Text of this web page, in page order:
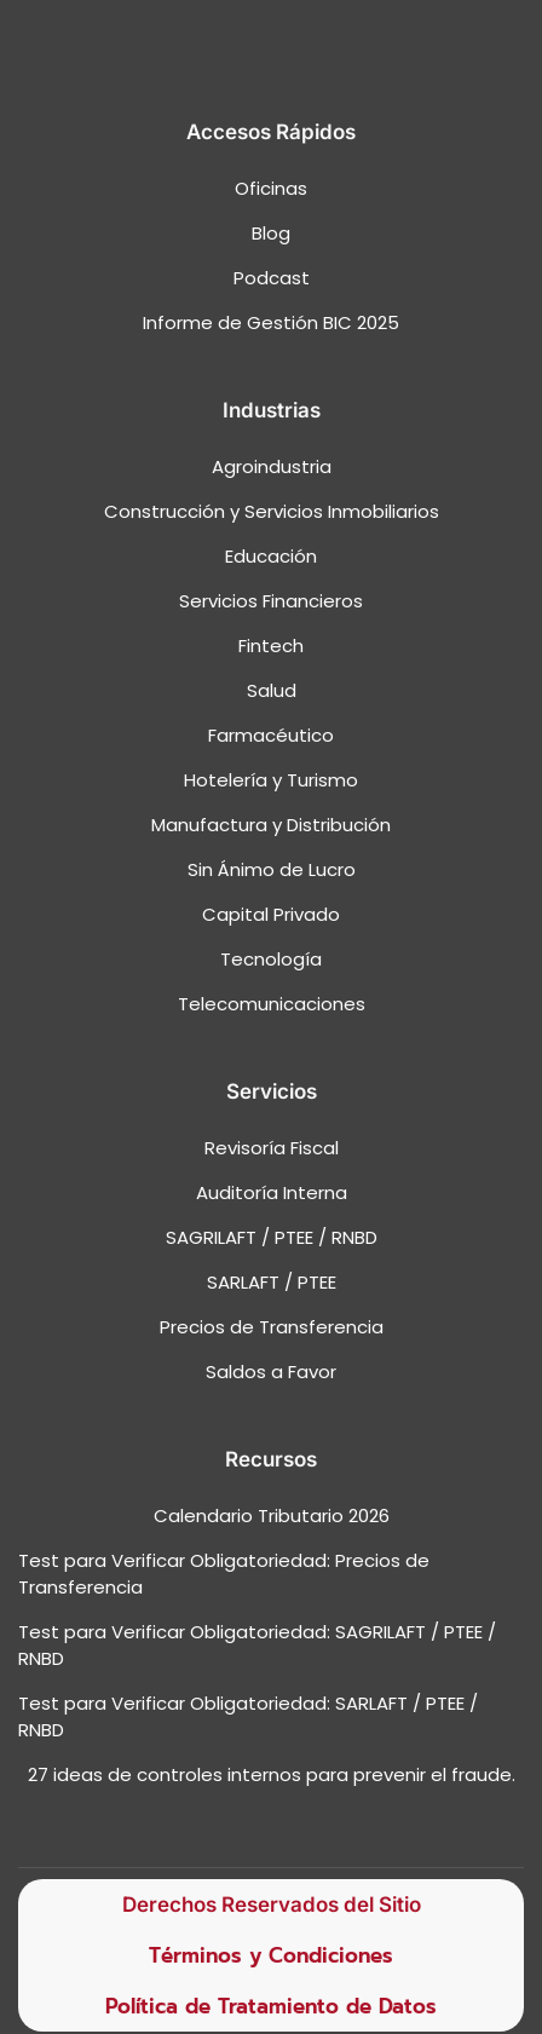
Accesos Rápidos
Oficinas
Blog
Podcast
Informe de Gestión BIC 2025
Industrias
Agroindustria
Construcción y Servicios Inmobiliarios
Educación
Servicios Financieros
Fintech
Salud
Farmacéutico
Hotelería y Turismo
Manufactura y Distribución
Sin Ánimo de Lucro
Capital Privado
Tecnología
Telecomunicaciones
Servicios
Revisoría Fiscal
Auditoría Interna
SAGRILAFT / PTEE / RNBD
SARLAFT / PTEE
Precios de Transferencia
Saldos a Favor
Recursos
Calendario Tributario 2026
Test para Verificar Obligatoriedad: Precios de
Transferencia
Test para Verificar Obligatoriedad: SAGRILAFT / PTEE /
RNBD
Test para Verificar Obligatoriedad: SARLAFT / PTEE /
RNBD
27 ideas de controles internos para prevenir el fraude.
Derechos Reservados del Sitio
Términos y Condiciones
Política de Tratamiento de Datos